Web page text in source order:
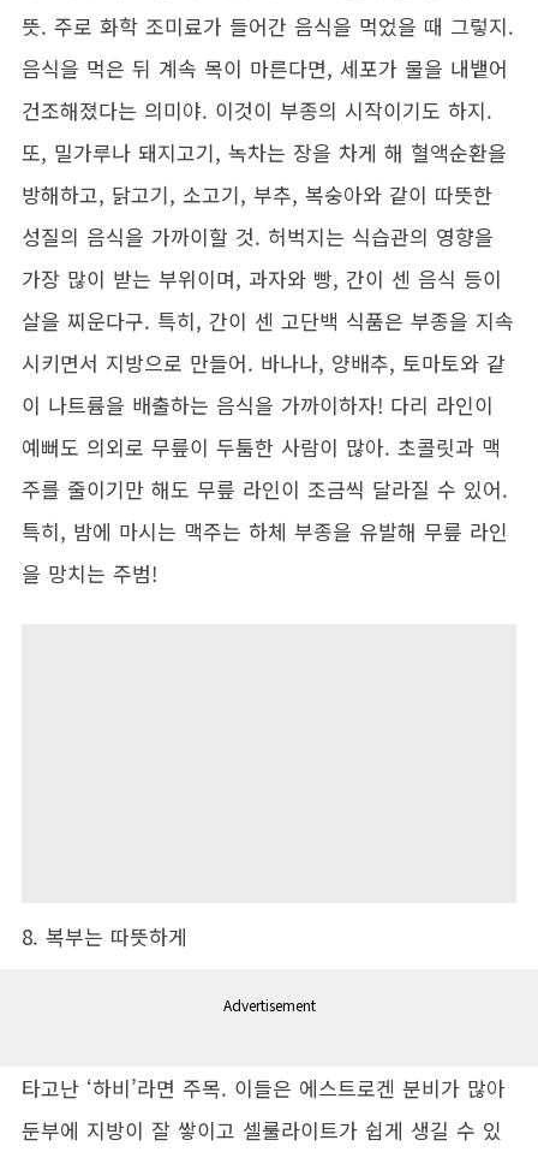
뜻. 주로 화학 조미료가 들어간 음식을 먹었을 때 그렇지.
음식을 먹은 뒤 계속 목이 마른다면, 세포가 물을 내뱉어
건조해졌다는 의미야. 이것이 부종의 시작이기도 하지.
또, 밀가루나 돼지고기, 녹차는 장을 차게 해 혈액순환을
방해하고, 닭고기, 소고기, 부추, 복숭아와 같이 따뜻한
성질의 음식을 가까이할 것. 허벅지는 식습관의 영향을
가장 많이 받는 부위이며, 과자와 빵, 간이 센 음식 등이
살을 찌운다구. 특히, 간이 센 고단백 식품은 부종을 지속
시키면서 지방으로 만들어. 바나나, 양배추, 토마토와 같
이 나트륨을 배출하는 음식을 가까이하자! 다리 라인이
예뻐도 의외로 무릎이 두툼한 사람이 많아. 초콜릿과 맥
주를 줄이기만 해도 무릎 라인이 조금씩 달라질 수 있어.
특히, 밤에 마시는 맥주는 하체 부종을 유발해 무릎 라인
을 망치는 주범!
8. 복부는 따뜻하게
Advertisement
타고난 ‘하비’라면 주목. 이들은 에스트로겐 분비가 많아
둔부에 지방이 잘 쌓이고 셀룰라이트가 쉽게 생길 수 있